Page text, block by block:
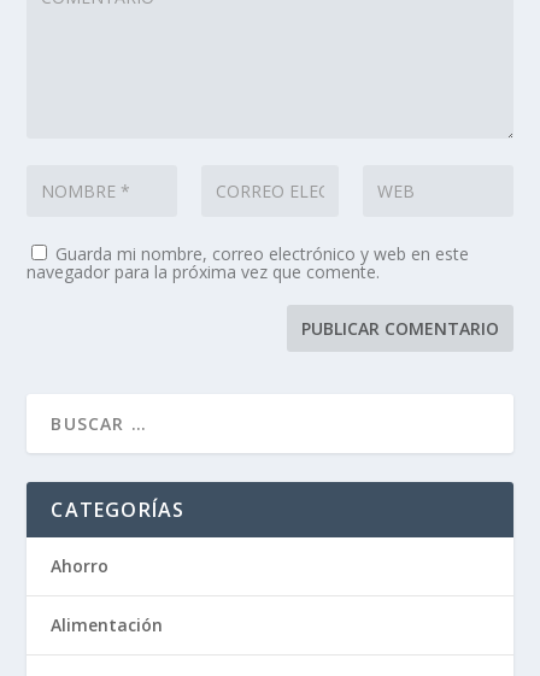
Guarda mi nombre, correo electrónico y web en este
navegador para la próxima vez que comente.
CATEGORÍAS
Ahorro
Alimentación